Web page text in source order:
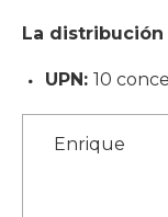
La
UPN: 10
Enrique